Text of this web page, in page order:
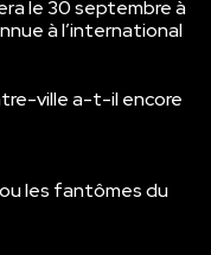
le 30 septembre à
à l’international
ville a-t-il encore
les fantômes du